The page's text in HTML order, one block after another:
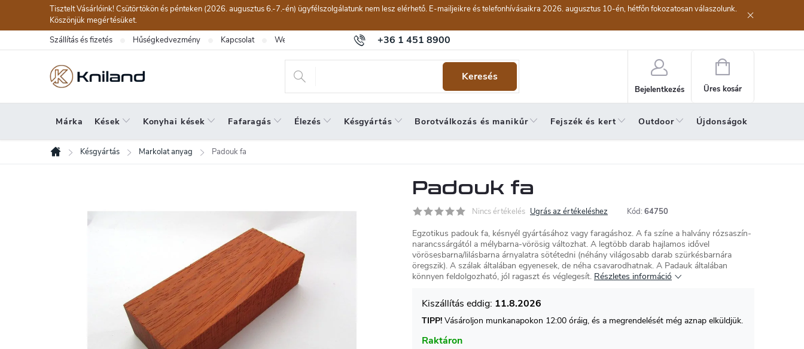
fő
tartalomhoz
Tisztelt Vásárlóink! Csütörtökön és pénteken (2026. augusztus 6.-7.-én) ügyfélszolgálatunk nem lesz elérhető. E-mailjeikre és telefonhívásaikra 2026. augusztus 10-én, hétfőn fokozatosan válaszolunk.
Köszönjük megértésüket.
+36 1 451 8900
Szállítás és fizetés Hűségkedvezmény Kapcsolat Webáruház értékelése Általános szerződési feltételek
Keresés
Bejelentkezés
Kosár
Üres kosár
Márka Kések Konyhai kések Fafaragás Élezés Késgyártás Borotválkozás és manikűr Fejszék és kert Outdoor Újdonságok
Kezdőlap
Késgyártás Markolat anyag Padouk fa
Padouk fa
Nincs értékelés Ugrás az értékeléshez Kód: 64750
Egzotikus padouk fa, késnyél gyártásához vagy faragáshoz. A fa színe a halvány rózsaszín-
narancssárgától a mélybarna-vörösig változhat. A legtöbb darab hajlamos idővel
vörösesbarna/lilásbarna árnyalatra sötétedni (néhány világosabb darab szürkésbarnára
öregszik). A szálak általában egyenesek, de néha csavarodhatnak. A Padauk általában
könnyen feldolgozható, jól ragaszt és véglegesít. Részletes információ
Raktáron
11.8.2026
TIPP! Vásároljon munkanapokon 12:00 óráig, és a megrendelését még aznap elküldjük.